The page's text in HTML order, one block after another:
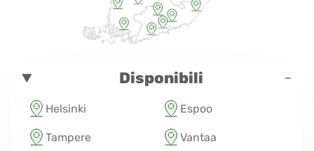
Disponibili -
Helsinki Espoo
Tampere Vantaa